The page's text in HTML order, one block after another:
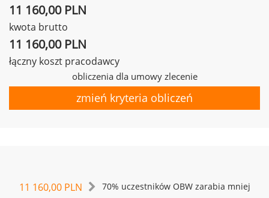
11 160,00 PLN
kwota brutto
11 160,00 PLN
łączny koszt pracodawcy
obliczenia dla umowy zlecenie
zmień kryteria obliczeń
11 160,00 PLN 70% uczestników OBW zarabia mniej